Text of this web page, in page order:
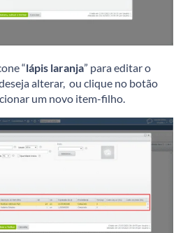
“lápis laranja” para editar o
alterar, ou clique no botão
um novo item-filho.